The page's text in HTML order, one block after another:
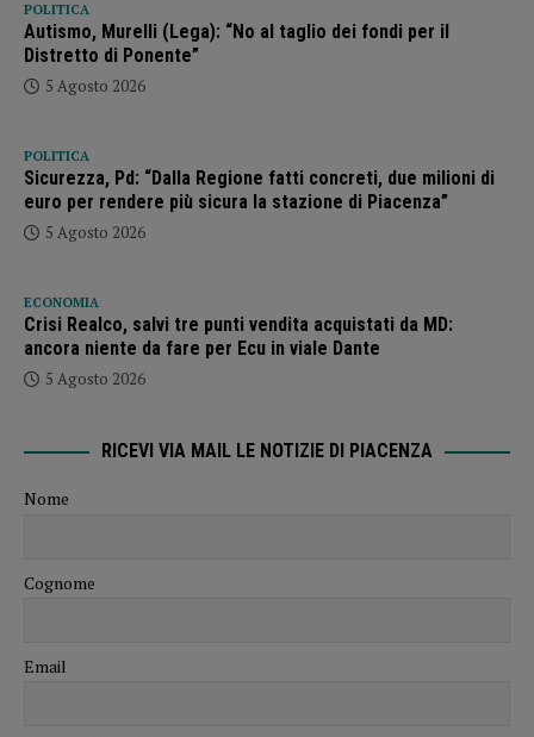
POLITICA
Autismo, Murelli (Lega): “No al taglio dei fondi per il
Distretto di Ponente”
5 Agosto 2026
POLITICA
Sicurezza, Pd: “Dalla Regione fatti concreti, due milioni di
euro per rendere più sicura la stazione di Piacenza”
5 Agosto 2026
ECONOMIA
Crisi Realco, salvi tre punti vendita acquistati da MD:
ancora niente da fare per Ecu in viale Dante
5 Agosto 2026
RICEVI VIA MAIL LE NOTIZIE DI PIACENZA
Nome
Cognome
Email